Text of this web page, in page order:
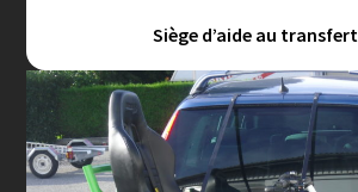
Siège d’aide au transfert